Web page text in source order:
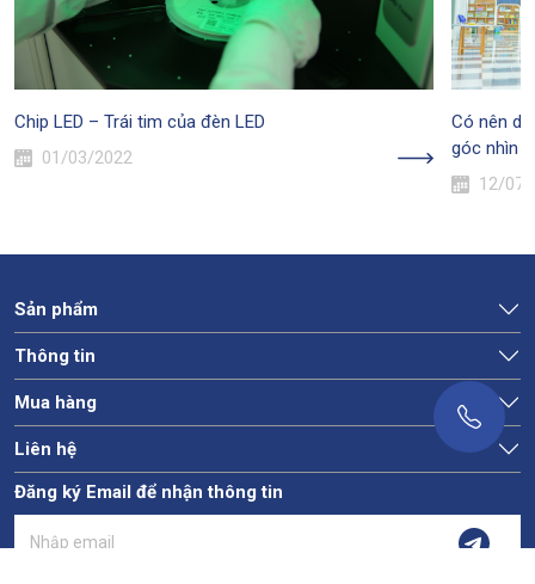
Chip LED – Trái tim của đèn LED
01/03/2022
Có nên
góc nhìn
12/07/
Sản phẩm
Thông tin
Mua hàng
Liên hệ
Đăng ký Email để nhận thông tin